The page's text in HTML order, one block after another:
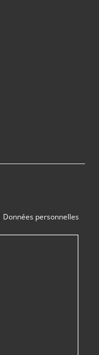
Données personnelles